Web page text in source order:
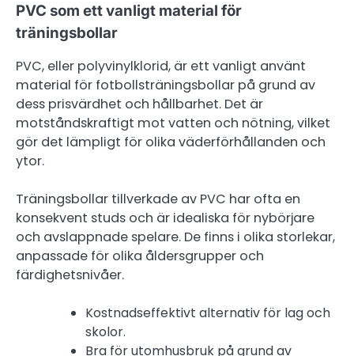
PVC som ett vanligt material för
träningsbollar
PVC, eller polyvinylklorid, är ett vanligt använt
material för fotbollsträningsbollar på grund av
dess prisvärdhet och hållbarhet. Det är
motståndskraftigt mot vatten och nötning, vilket
gör det lämpligt för olika väderförhållanden och
ytor.
Träningsbollar tillverkade av PVC har ofta en
konsekvent studs och är idealiska för nybörjare
och avslappnade spelare. De finns i olika storlekar,
anpassade för olika åldersgrupper och
färdighetsnivåer.
Kostnadseffektivt alternativ för lag och
skolor.
Bra för utomhusbruk på grund av